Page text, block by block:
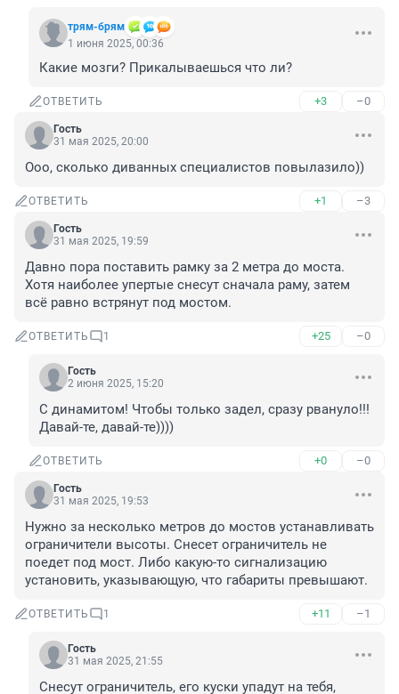
трям-брям
1 июня 2025, 00:36
Какие мозги? Прикалываешься что ли?
ОТВЕТИТЬ +3 –0
Гость
31 мая 2025, 20:00
Ооо, сколько диванных специалистов повылазило))
ОТВЕТИТЬ +1 –3
Гость
31 мая 2025, 19:59
Давно пора поставить рамку за 2 метра до моста.
Хотя наиболее упертые снесут сначала раму, затем
всё равно встрянут под мостом.
ОТВЕТИТЬ 1 +25 –0
Гость
2 июня 2025, 15:20
С динамитом! Чтобы только задел, сразу рвануло!!!
Давай-те, давай-те))))
ОТВЕТИТЬ +0 –0
Гость
31 мая 2025, 19:53
Нужно за несколько метров до мостов устанавливать
ограничители высоты. Снесет ограничитель не
поедет под мост. Либо какую-то сигнализацию
установить, указывающую, что габариты превышают.
ОТВЕТИТЬ 1 +11 –1
Гость
31 мая 2025, 21:55
Снесут ограничитель, его куски упадут на тебя,